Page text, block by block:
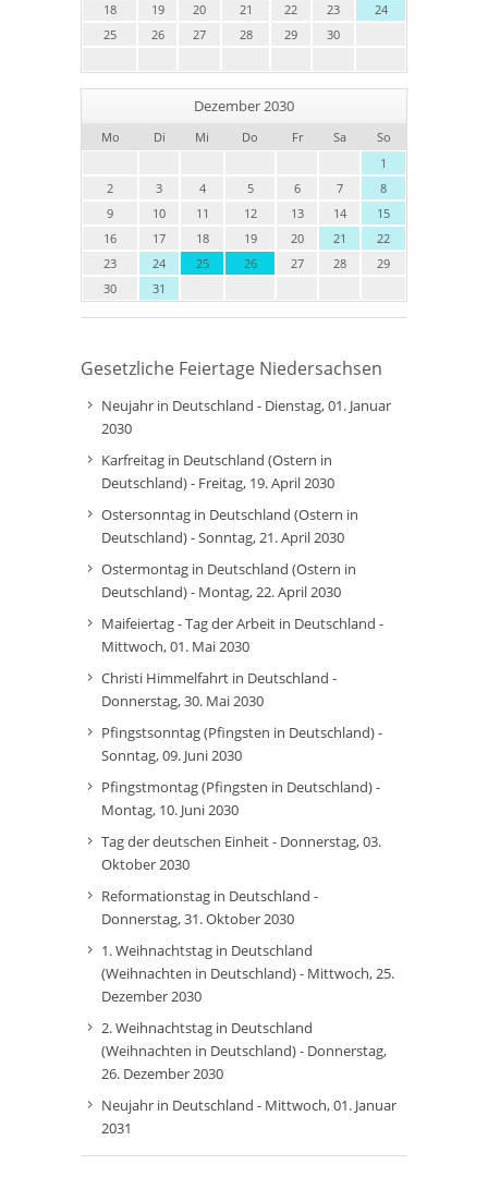
18
19 20 21 22 23
24
25
26 27 28 29 30
Dezember 2030
Mo Di Mi Do Fr Sa
So
1
2
3 4 5 6 7
8
9
10 11 12 13 14
15
16
17 18 19 20 21
22
23
24 25 26 27 28
29
30
31
Gesetzliche Feiertage Niedersachsen
Neujahr in Deutschland - Dienstag, 01. Januar
2030
Karfreitag in Deutschland (Ostern in
Deutschland) - Freitag, 19. April 2030
Ostersonntag in Deutschland (Ostern in
Deutschland) - Sonntag, 21. April 2030
Ostermontag in Deutschland (Ostern in
Deutschland) - Montag, 22. April 2030
Maifeiertag - Tag der Arbeit in Deutschland -
Mittwoch, 01. Mai 2030
Christi Himmelfahrt in Deutschland -
Donnerstag, 30. Mai 2030
Pfingstsonntag (Pfingsten in Deutschland) -
Sonntag, 09. Juni 2030
Pfingstmontag (Pfingsten in Deutschland) -
Montag, 10. Juni 2030
Tag der deutschen Einheit - Donnerstag, 03.
Oktober 2030
Reformationstag in Deutschland -
Donnerstag, 31. Oktober 2030
1. Weihnachtstag in Deutschland
(Weihnachten in Deutschland) - Mittwoch, 25.
Dezember 2030
2. Weihnachtstag in Deutschland
(Weihnachten in Deutschland) - Donnerstag,
26. Dezember 2030
Neujahr in Deutschland - Mittwoch, 01. Januar
2031